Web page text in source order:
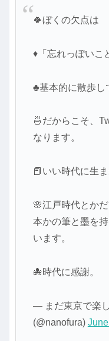
🍀ぼくの欠点は
♦「忘れっぽいこ
♣基本的に散歩し
🍜だからこそ、
なります。
📕いい時代に生ま
🌸江戸時代とか
本かの筆と墨を
います。
🐙時代に感謝。
— まだ東京で楽
(@nanofura)